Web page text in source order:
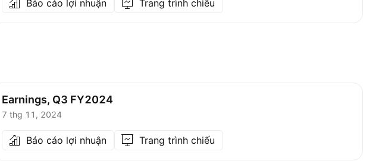
Báo cáo lợi nhuận Trang trình chiếu
Earnings, Q3 FY2024
7 thg 11, 2024
Báo cáo lợi nhuận Trang trình chiếu